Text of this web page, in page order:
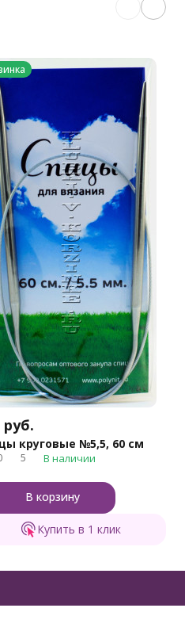
руб.
круговые №5,5, 60 см
5 В наличии
В корзину
Купить в 1 клик